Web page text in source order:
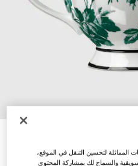
المماثلة لتحسين التنقل في الموقع،
والسماح لك بمشاركة المحتوى